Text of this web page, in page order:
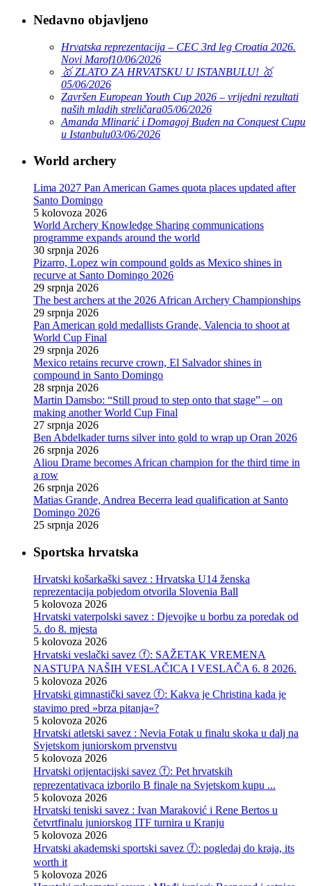
Nedavno objavljeno
Hrvatska reprezentacija – CEC 3rd leg Croatia 2026.
Novi Marof10/06/2026
🥇 ZLATO ZA HRVATSKU U ISTANBULU! 🥇
05/06/2026
Završen European Youth Cup 2026 – vrijedni rezultati
naših mladih streličara05/06/2026
Amanda Mlinarić i Domagoj Buden na Conquest Cupu
u Istanbulu03/06/2026
World archery
Lima 2027 Pan American Games quota places updated after
Santo Domingo
5 kolovoza 2026
World Archery Knowledge Sharing communications
programme expands around the world
30 srpnja 2026
Pizarro, Lopez win compound golds as Mexico shines in
recurve at Santo Domingo 2026
29 srpnja 2026
The best archers at the 2026 African Archery Championships
29 srpnja 2026
Pan American gold medallists Grande, Valencia to shoot at
World Cup Final
29 srpnja 2026
Mexico retains recurve crown, El Salvador shines in
compound in Santo Domingo
28 srpnja 2026
Martin Damsbo: “Still proud to step onto that stage” – on
making another World Cup Final
27 srpnja 2026
Ben Abdelkader turns silver into gold to wrap up Oran 2026
26 srpnja 2026
Aliou Drame becomes African champion for the third time in
a row
26 srpnja 2026
Matias Grande, Andrea Becerra lead qualification at Santo
Domingo 2026
25 srpnja 2026
Sportska hrvatska
Hrvatski košarkaški savez : Hrvatska U14 ženska
reprezentacija pobjedom otvorila Slovenia Ball
5 kolovoza 2026
Hrvatski vaterpolski savez : Djevojke u borbu za poredak od
5. do 8. mjesta
5 kolovoza 2026
Hrvatski veslački savez ⓕ: SAŽETAK VREMENA
NASTUPA NAŠIH VESLAČICA I VESLAČA 6. 8 2026.
5 kolovoza 2026
Hrvatski gimnastički savez ⓕ: Kakva je Christina kada je
stavimo pred »brza pitanja«?
5 kolovoza 2026
Hrvatski atletski savez : Nevia Fotak u finalu skoka u dalj na
Svjetskom juniorskom prvenstvu
5 kolovoza 2026
Hrvatski orijentacijski savez ⓕ: Pet hrvatskih
reprezentativaca izborilo B finale na Svjetskom kupu ...
5 kolovoza 2026
Hrvatski teniski savez : Ivan Maraković i Rene Bertos u
četvrtfinalu juniorskog ITF turnira u Kranju
5 kolovoza 2026
Hrvatski akademski sportski savez ⓕ: pogledaj do kraja, its
worth it
5 kolovoza 2026